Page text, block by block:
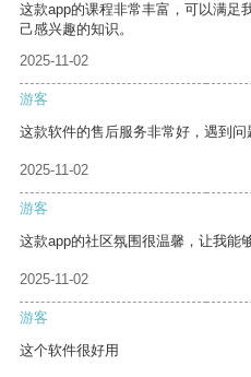
这款app的课程非常丰富，可以满足
己感兴趣的知识。
2025-11-02
游客
这款软件的售后服务非常好，遇到问
2025-11-02
游客
这款app的社区氛围很温馨，让我能
2025-11-02
游客
这个软件很好用